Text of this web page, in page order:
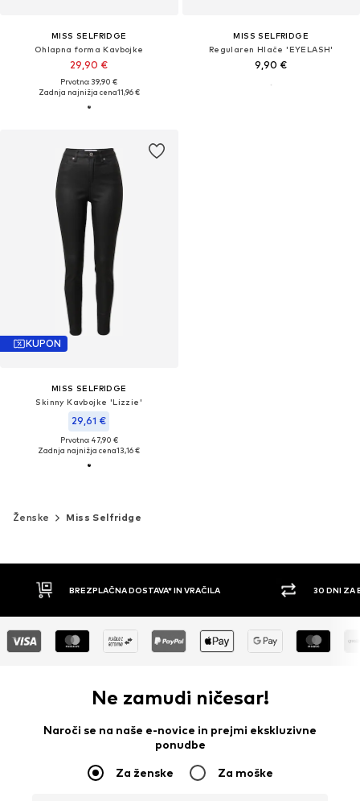
MISS SELFRIDGE
Ohlapna forma Kavbojke
29,90 €
Prvotno: 39,90 €
Zadnja najnižja cena11,96 €
MISS SELFRIDGE
Regularen Hlače 'EYELASH'
9,90 €
KUPON
MISS SELFRIDGE
Skinny Kavbojke 'Lizzie'
29,61 €
Prvotno: 47,90 €
Zadnja najnižja cena13,16 €
Ženske Miss Selfridge
30 DNI ZA BREZPLAČNO VRAČILO PLAČILO Z
Ne zamudi ničesar!
Naroči se na naše e-novice in prejmi ekskluzivne
ponudbe
Za ženske Za moške